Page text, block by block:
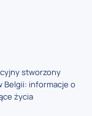
stworzony
Belgii: informacje o
życia